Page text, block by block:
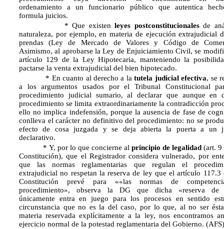
ordenamiento a un fun­cionario público que autentica
formula juicios.
* Que existenleyes postconstitucionalesde
naturaleza, por ejemplo, en materia de ejecución extrajudicial
prendas (Ley de Mercado de Valores y Código de
Asimismo, al aprobarse la Ley de Enjuiciamiento Civil, se
artículo 129 de la Ley Hipotecaria, manteniendo la
pactarse la venta extrajudicial del bien hipotecado.
* En cuanto al derecho a latutela judicial efectiva, se
a los argumentos usados por el Tribunal Constitucional
procedimiento judicial suma­rio, al declarar que aunque en
procedimiento se limita extraordinaria­mente la contradicción
ello no implica indefensión, porque la ausencia de fase de
conlleva el carácter no definitivo del procedimiento: no se
efecto de cosa juzgada y se deja abierta la puerta a un
declarativo.
* Y, por lo que concierne al principio de legalidad(art. 9
Constitución), que el Registrador considera vulnerado, por
que las normas reglamentarias que regulan el
extrajudicial no respetan la reserva de ley que el artículo 117.3
Constitución prevé para ««las normas de
procedimiento», observa la DG que dicha «reserva de
únicamente entra en juego para los procesos en sentido
circunstancia que no es la del caso, por lo que, al no ser
materia reservada explícitamente a la ley, nos encontramos
ejercicio normal de la potestad reglamentaria del Gobierno. (AFS)